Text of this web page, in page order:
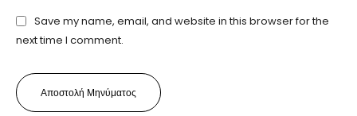
Save my name, email, and website in this browser for the
next time I comment.
Αποστολή Μηνύματος